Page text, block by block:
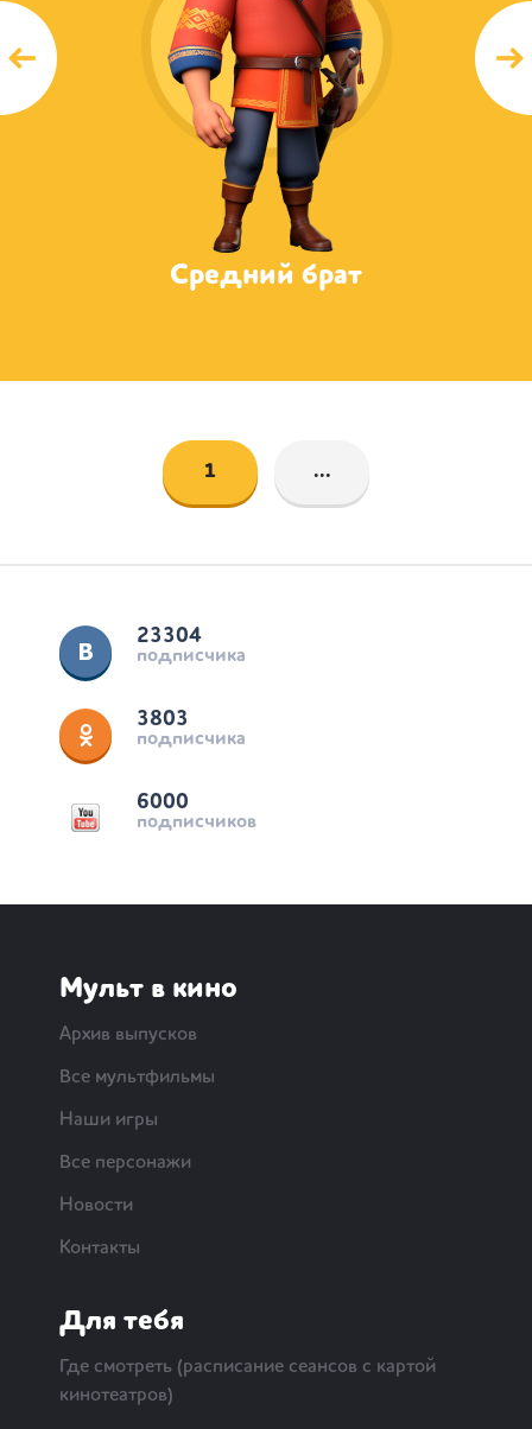
Средний брат
1 ...
23304
подписчика
3803
подписчика
6000
подписчиков
Мульт в кино
Архив выпусков
Все мультфильмы
Наши игры
Все персонажи
Новости
Контакты
Для тебя
Где смотреть (расписание сеансов с картой
кинотеатров)